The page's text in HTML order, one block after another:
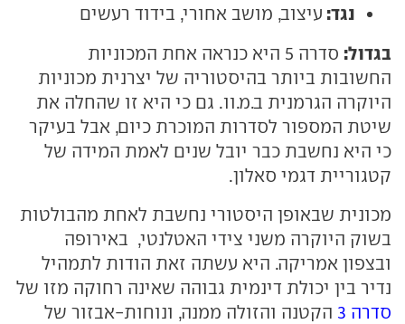
נגד: עיצוב, מושב אחורי, בידוד רעשים
בגדול:
סדרה 5 היא כנראה אחת המכוניות
החשובות ביותר בהיסטוריה של יצרנית מכוניות
היוקרה הגרמנית ב.מ.וו. גם כי היא זו שהחלה את
שיטת המספור לסדרות המוכרת כיום, אבל בעיקר
כי היא נחשבת כבר יובל שנים לאמת המידה של
קטגוריית דגמי סאלון.
מכונית שבאופן היסטורי נחשבת לאחת מהבולטות
בשוק היוקרה משני צידי האטלנטי, באירופה
ובצפון אמריקה. היא עשתה זאת הודות לתמהיל
נדיר בין יכולת דינמית גבוהה שאינה רחוקה מזו של
סדרה 3
הקטנה והזולה ממנה, ונוחות-אבזור של